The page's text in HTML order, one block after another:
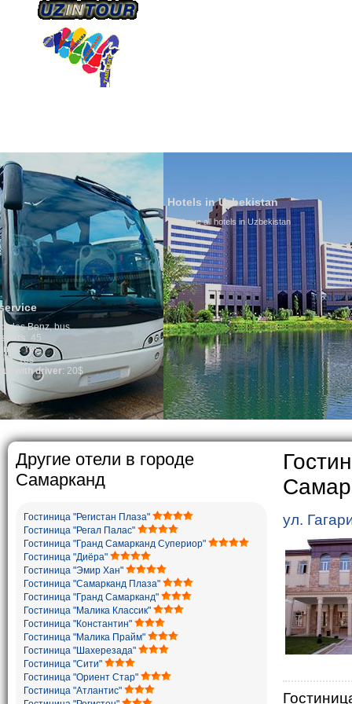
Hotels in Uzbekistan
We have all hotels in Uzbekistan
Culture of
By nature
is why
any
general, the
growth is
marriages is
percentage
in the world.
family is
The usual
rather big. On
5-6 children.
Другие отели в городе
Самарканд
Гостиница "Регистан Плаза"
Гостиница "Регал Палас"
Гостиница "Гранд Самарканд Супериор"
Гостиница "Диёра"
Гостиница "Эмир Хан"
Гостиница "Самарканд Плаза"
Гостиница "Гранд Самарканд"
Гостиница "Малика Классик"
Гостиница "Константин"
Гостиница "Малика Прайм"
Гостиница "Шахерезада"
Гостиница "Сити"
Гостиница "Ориент Стар"
Гостиница "Атлантис"
ул.